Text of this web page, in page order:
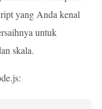
yang Anda kenal
untuk
skala.